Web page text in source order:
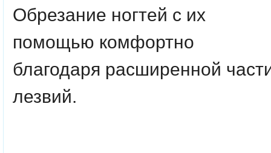
Обрезание ногтей с их
помощью комфортно
благодаря расширенной
лезвий.